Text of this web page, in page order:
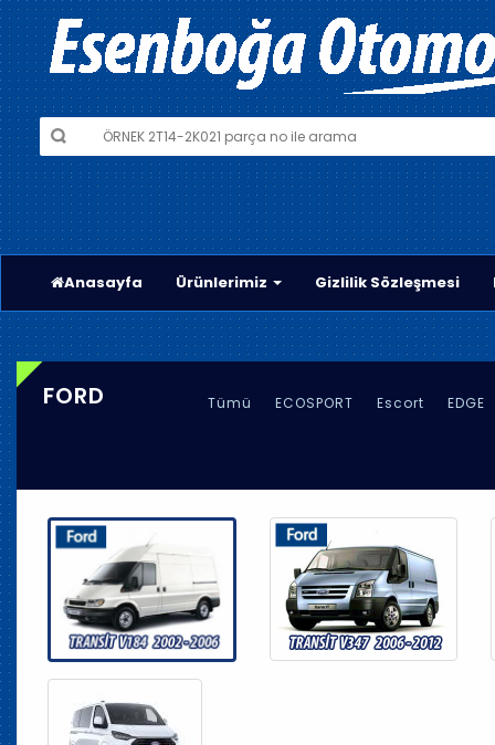
Anasayfa Ürünlerimiz Gizlilik Sözleşmesi
FORD Tümü ECOSPORT Escort EDGE